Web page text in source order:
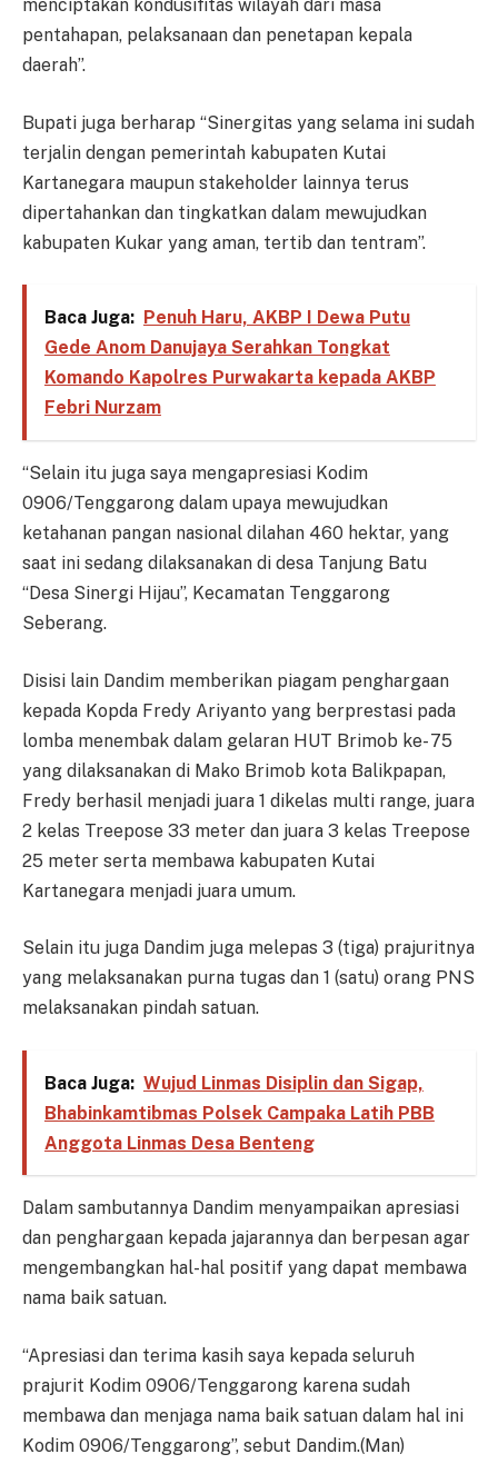
menciptakan kondusifitas wilayah dari masa
pentahapan, pelaksanaan dan penetapan kepala
daerah”.
Bupati juga berharap “Sinergitas yang selama ini sudah
terjalin dengan pemerintah kabupaten Kutai
Kartanegara maupun stakeholder lainnya terus
dipertahankan dan tingkatkan dalam mewujudkan
kabupaten Kukar yang aman, tertib dan tentram”.
Baca Juga: Penuh Haru, AKBP I Dewa Putu
Gede Anom Danujaya Serahkan Tongkat
Komando Kapolres Purwakarta kepada AKBP
Febri Nurzam
“Selain itu juga saya mengapresiasi Kodim
0906/Tenggarong dalam upaya mewujudkan
ketahanan pangan nasional dilahan 460 hektar, yang
saat ini sedang dilaksanakan di desa Tanjung Batu
“Desa Sinergi Hijau”, Kecamatan Tenggarong
Seberang.
Disisi lain Dandim memberikan piagam penghargaan
kepada Kopda Fredy Ariyanto yang berprestasi pada
lomba menembak dalam gelaran HUT Brimob ke- 75
yang dilaksanakan di Mako Brimob kota Balikpapan,
Fredy berhasil menjadi juara 1 dikelas multi range, juara
2 kelas Treepose 33 meter dan juara 3 kelas Treepose
25 meter serta membawa kabupaten Kutai
Kartanegara menjadi juara umum.
Selain itu juga Dandim juga melepas 3 (tiga) prajuritnya
yang melaksanakan purna tugas dan 1 (satu) orang PNS
melaksanakan pindah satuan.
Baca Juga: Wujud Linmas Disiplin dan Sigap,
Bhabinkamtibmas Polsek Campaka Latih PBB
Anggota Linmas Desa Benteng
Dalam sambutannya Dandim menyampaikan apresiasi
dan penghargaan kepada jajarannya dan berpesan agar
mengembangkan hal-hal positif yang dapat membawa
nama baik satuan.
“Apresiasi dan terima kasih saya kepada seluruh
prajurit Kodim 0906/Tenggarong karena sudah
membawa dan menjaga nama baik satuan dalam hal ini
Kodim 0906/Tenggarong”, sebut Dandim.(Man)